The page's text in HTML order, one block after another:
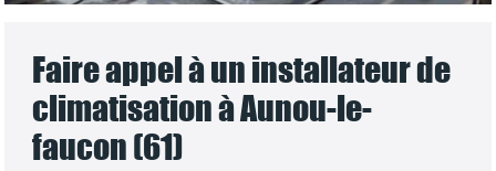
Faire appel à un installateur de
climatisation à Aunou-le-
faucon (61)